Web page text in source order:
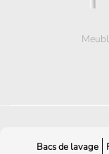
Bacs de lavage